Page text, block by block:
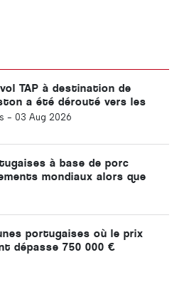
TAP à destination de
a été dérouté vers les
en raison d'un problème
- 03 Aug 2026
à base de porc
mondiaux alors que
meilleurs plats du monde
portugaises où le prix
dépasse 750 000 €